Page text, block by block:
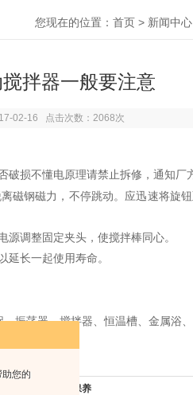
您的
您现在的位置： 首页 > 新闻中心
拌器一般要注意
02-16 点击次数：2068次
损不懂电原理请禁止拆修，通知厂
磁钢磁力，不停跳动。应迅速将旋
调整固定夹头，使搅拌棒同心。
延长一起使用寿命。
振荡器、搅拌器、恒温槽、金属浴
电子秤的维护保养